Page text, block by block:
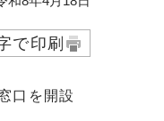
で印刷
口を開設